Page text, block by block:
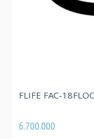
FLIFE FAC-18FLOO
6.700.000